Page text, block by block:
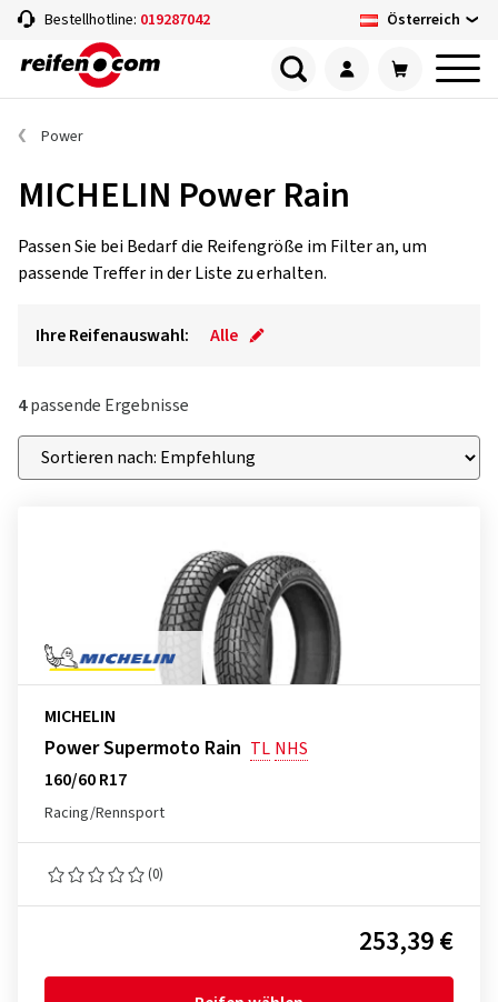
Bestellhotline: 019287042 Österreich
Power
MICHELIN Power Rain
Passen Sie bei Bedarf die Reifengröße im Filter an, um
passende Treffer in der Liste zu erhalten.
Ihre Reifenauswahl: Alle
4passende Ergebnisse
MICHELIN
Power Supermoto Rain TL NHS
160/60 R17
Racing/Rennsport
(0)
253,39 €